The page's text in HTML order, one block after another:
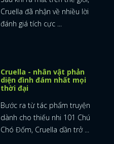
Cruella đã nhận về nhiều lời
đánh giá tích cực ...
Cruella - nhân vật phản
diện đình đám nhất mọi
thời đại
Bước ra từ tác phẩm truyện
dành cho thiếu nhi 101 Chú
Chó Đốm, Cruella dần trở ...